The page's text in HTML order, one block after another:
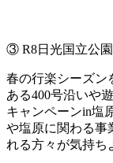
③ R8日光国立公
春の行楽シーズン
ある400号沿いや
キャンペーンin塩
や塩原に関わる事
れる方々が気持ち